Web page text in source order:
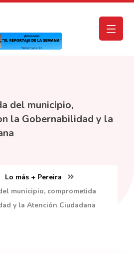
del municipio,
la Gobernabilidad y la
Lo más + Pereira
municipio, comprometida
y la Atención Ciudadana